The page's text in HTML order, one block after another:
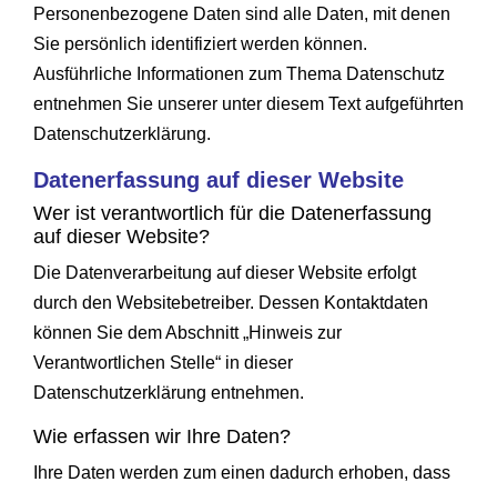
Personenbezogene Daten sind alle Daten, mit denen
Sie persönlich identifiziert werden können.
Ausführliche Informationen zum Thema Datenschutz
entnehmen Sie unserer unter diesem Text aufgeführten
Datenschutzerklärung.
Datenerfassung auf dieser Website
Wer ist verantwortlich für die Datenerfassung
auf dieser Website?
Die Datenverarbeitung auf dieser Website erfolgt
durch den Websitebetreiber. Dessen Kontaktdaten
können Sie dem Abschnitt „Hinweis zur
Verantwortlichen Stelle“ in dieser
Datenschutzerklärung entnehmen.
Wie erfassen wir Ihre Daten?
Ihre Daten werden zum einen dadurch erhoben, dass